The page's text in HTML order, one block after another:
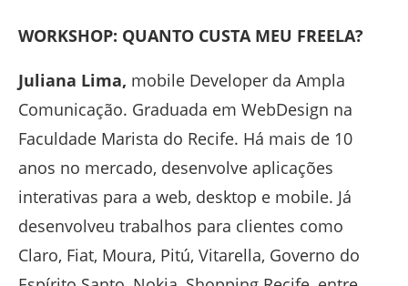
WORKSHOP: QUANTO CUSTA MEU FREELA?
Juliana Lima, mobile Developer da Ampla
Comunicação. Graduada em WebDesign na
Faculdade Marista do Recife. Há mais de 10
anos no mercado, desenvolve aplicações
interativas para a web, desktop e mobile. Já
desenvolveu trabalhos para clientes como
Claro, Fiat, Moura, Pitú, Vitarella, Governo do